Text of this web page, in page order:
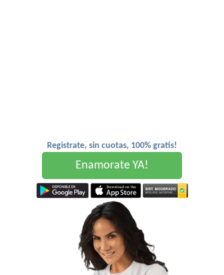
Registrate, sin cuotas, 100% gratis!
Enamorate YA!